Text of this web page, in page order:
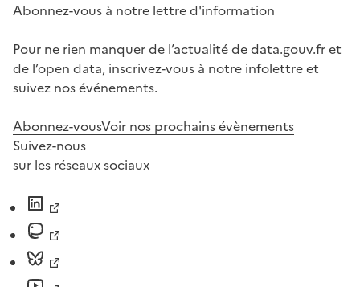
Abonnez-vous à notre lettre d'information
Pour ne rien manquer de l’actualité de data.gouv.fr et
de l’open data, inscrivez-vous à notre infolettre et
suivez nos événements.
Abonnez-vousVoir nos prochains évènements
Suivez-nous
sur les réseaux sociaux